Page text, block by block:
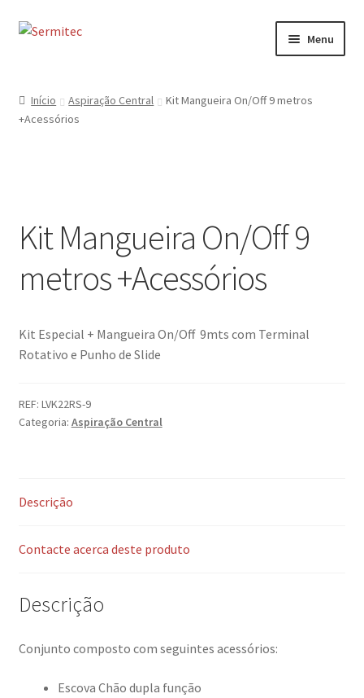
Ir
Saltar
Menu
Sobre
Contactos
Formulário de Contacto
Início Aspiração Central
Kit Mangueira On/Off 9 metros
+Acessórios
Kit Mangueira On/Off 9
metros +Acessórios
Kit Especial + Mangueira On/Off 9mts com Terminal
Rotativo e Punho de Slide
REF: LVK22RS-9
Categoria: Aspiração Central
Descrição
Contacte acerca deste produto
Descrição
Conjunto composto com seguintes acessórios:
Escova Chão dupla função